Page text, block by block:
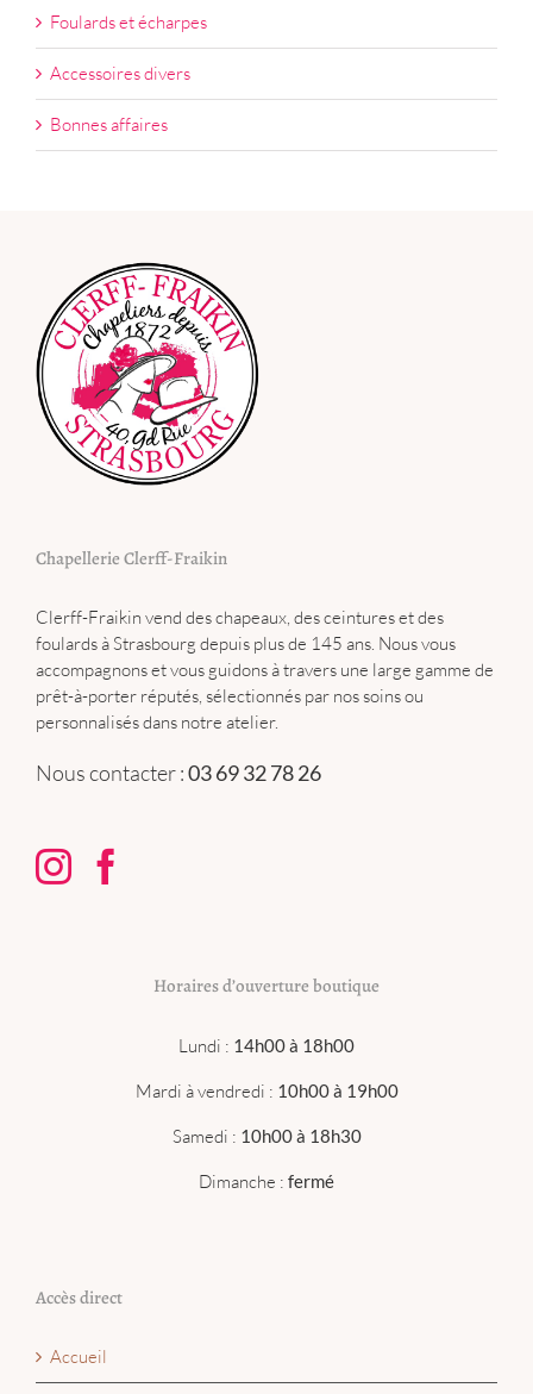
Foulards et écharpes
Accessoires divers
Bonnes affaires
Chapellerie Clerff-Fraikin
Clerff-Fraikin vend des chapeaux, des ceintures et des
foulards à Strasbourg depuis plus de 145 ans. Nous vous
accompagnons et vous guidons à travers une large gamme de
prêt-à-porter réputés, sélectionnés par nos soins ou
personnalisés dans notre atelier.
Nous contacter :03 69 32 78 26
Horaires d’ouverture boutique
Lundi : 14h00 à 18h00
Mardi à vendredi : 10h00 à 19h00
Samedi : 10h00 à 18h30
Dimanche : fermé
Accès direct
Accueil